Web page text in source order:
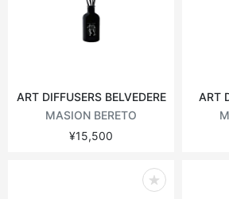
ART DIFFUSERS BELVEDERE
MASION BERETO
¥15,500
ART